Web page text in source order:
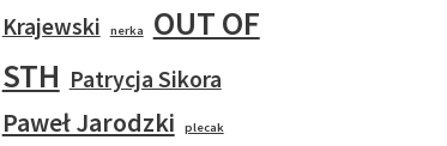
Krajewski
nerka
OUT OF
STH Patrycja Sikora
Paweł Jarodzki plecak